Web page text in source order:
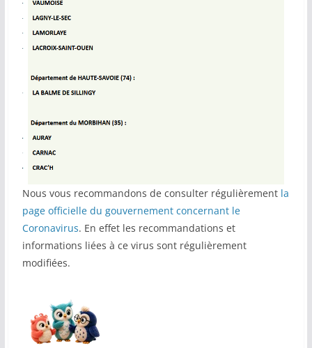
Nous vous recommandons de consulter régulièrement la
page officielle du gouvernement concernant le
Coronavirus. En effet les recommandations et
informations liées à ce virus sont régulièrement
modifiées.